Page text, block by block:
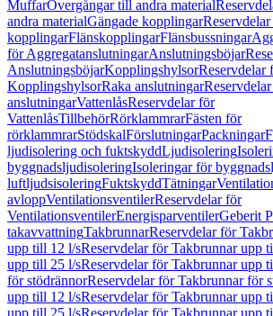
MuffarÖvergångar till andra material
andra materialGängade kopplingar
kopplingarFlänskopplingarFlänsbussningar
för AggregatanslutningarAnslutningsböjar
AnslutningsböjarKopplingshylsorReservdelar
KopplingshylsorRaka anslutningar
anslutningarVattenlåsReservdelar för
VattenlåsTillbehörRörklammrarFästen för
rörklammrarStödskalFörslutningarPackningar
ljudisolering och fuktskyddLjudisolering
byggnadsljudisoleringIsoleringar för
luftljudsisoleringFuktskyddTätningar
avloppVentilationsventilerReservdelar för
VentilationsventilerEnergisparventilerGeberit
takavvattningTakbrunnarReservdelar för
upp till 12 l/sReservdelar för Takbrunnar upp
upp till 25 l/sReservdelar för Takbrunnar upp
för stödrännorReservdelar för Takbrunnar för
upp till 12 l/sReservdelar för Takbrunnar upp
upp till 25 l/sReservdelar för Takbrunnar upp